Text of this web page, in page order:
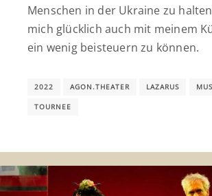
Menschen in der Ukraine zu
mich glücklich auch mit meinem
ein wenig beisteuern zu können.
2022 AGON.THEATER LAZARUS
TOURNEE